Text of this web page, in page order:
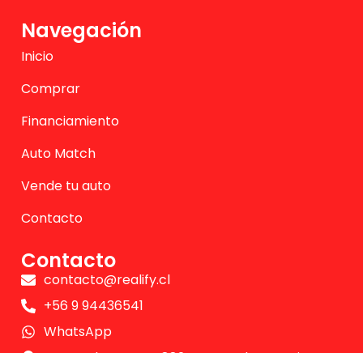
Navegación
Inicio
Comprar
Financiamiento
Auto Match
Vende tu auto
Contacto
Contacto
contacto@realify.cl
+56 9 94436541
WhatsApp